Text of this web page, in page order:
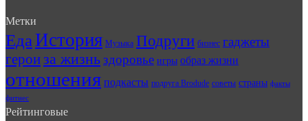
Метки
ЕдаИстория Музыка Подруги бизнес гаджеты
герои за жизнь здоровье игры образ жизни
отношения подкасты подруга Brodude советы страны факты
фитнес
Рейтинговые